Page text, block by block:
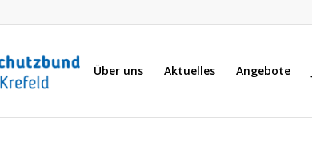
Über uns Aktuelles Angebote